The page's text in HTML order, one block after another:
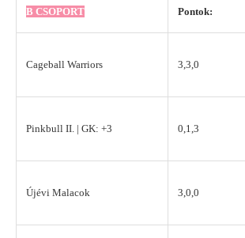
B CSOPORT Pontok:
Cageball Warriors 3,3,0
Pinkbull II. | GK: +3 0,1,3
Újévi Malacok 3,0,0